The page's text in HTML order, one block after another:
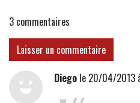
3 commentaires
Laisser un commentaire
Diegole 20/04/2013